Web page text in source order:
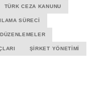
TÜRK CEZA KANUNU
SÜRECI
ŞIRKET YÖNETIMI